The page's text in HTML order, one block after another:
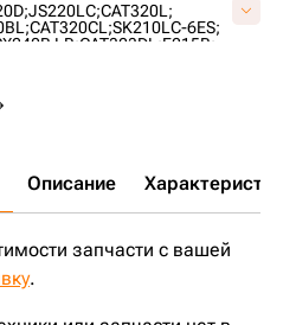
JS220LC;CAT320L;
CAT320CL;SK210LC-6ES;
LR;CAT323DL;E215B;
Описание Характеристики
запчасти с вашей
.